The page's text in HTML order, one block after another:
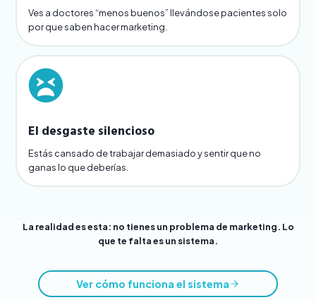
Ves a doctores “menos buenos” llevándose pacientes solo
por que saben hacer marketing.
El desgaste silencioso
Estás cansado de trabajar demasiado y sentir que no
ganas lo que deberías.
La realidad es esta: no tienes un problema de marketing. Lo
que te falta es un sistema.
Ver cómo funciona el sistema